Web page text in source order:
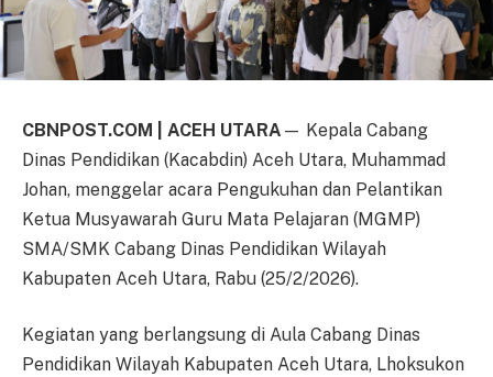
CBNPOST.COM | ACEH UTARA — Kepala Cabang
Dinas Pendidikan (Kacabdin) Aceh Utara, Muhammad
Johan, menggelar acara Pengukuhan dan Pelantikan
Ketua Musyawarah Guru Mata Pelajaran (MGMP)
SMA/SMK Cabang Dinas Pendidikan Wilayah
Kabupaten Aceh Utara, Rabu (25/2/2026).
Kegiatan yang berlangsung di Aula Cabang Dinas
Pendidikan Wilayah Kabupaten Aceh Utara, Lhoksukon